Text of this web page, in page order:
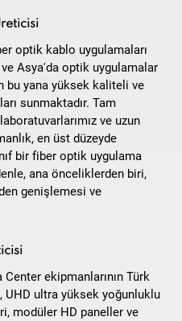
optik kablo uygulamaları
Asya'da optik uygulamalar
bu yana yüksek kaliteli ve
sunmaktadır. Tam
ve uzun
en üst düzeyde
bir fiber optik uygulama
ana önceliklerden biri,
genişlemesi ve
ekipmanlarının Türk
ultra yüksek yoğunluklu
modüler HD paneller ve